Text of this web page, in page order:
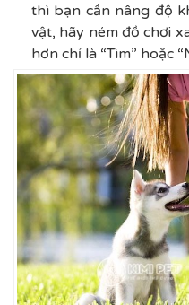
thì bạn cần nâng độ
vật, hãy ném đồ chơi
hơn chỉ là “Tìm” hoặc